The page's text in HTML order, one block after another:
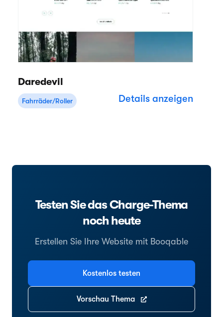
Daredevil
Fahrräder/Roller Details anzeigen
Testen Sie das Charge-Thema
noch heute
Erstellen Sie Ihre Website mit Booqable
Kostenlos testen
Vorschau Thema